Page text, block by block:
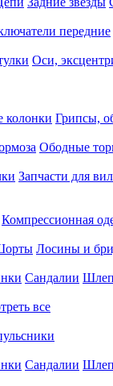
передние
Оси,
колонки Грипсы,
Ободные
Запчасти для
Компрессионная
Лосины и
Сандалии
все
Сандалии